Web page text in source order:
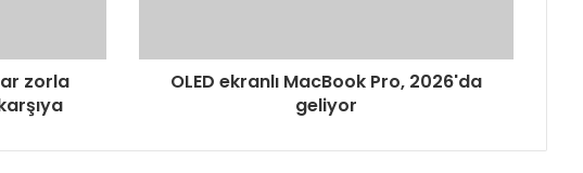
zorla
OLED ekranlı MacBook Pro, 2026'da
geliyor